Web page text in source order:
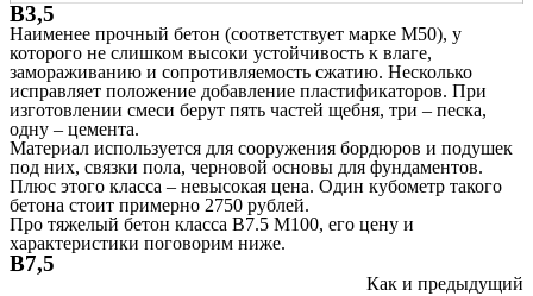
В3,5
Наименее прочный бетон (соответствует марке М50), у
которого не слишком высоки устойчивость к влаге,
замораживанию и сопротивляемость сжатию. Несколько
исправляет положение добавление пластификаторов. При
изготовлении смеси берут пять частей щебня, три – песка,
одну – цемента.
Материал используется для сооружения бордюров и подушек
под них, связки пола, черновой основы для фундаментов.
Плюс этого класса – невысокая цена. Один кубометр такого
бетона стоит примерно 2750 рублей.
Про тяжелый бетон класса В7.5 М100, его цену и
характеристики поговорим ниже.
В7,5
Как и предыдущий